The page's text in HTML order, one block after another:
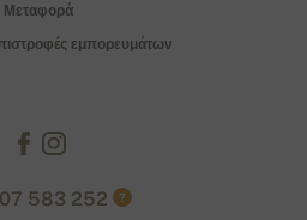
Μεταφορά
εμπορευμάτων
583 252 ?